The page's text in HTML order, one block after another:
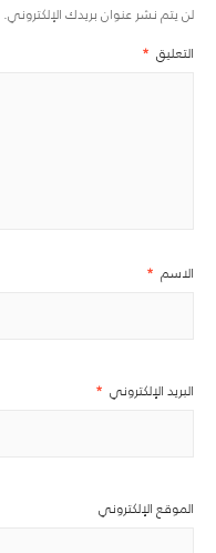
لن يتم نشر عنوان بريدك الإلكتروني.
التعليق *
الاسم *
البريد الإلكتروني *
الموقع الإلكتروني